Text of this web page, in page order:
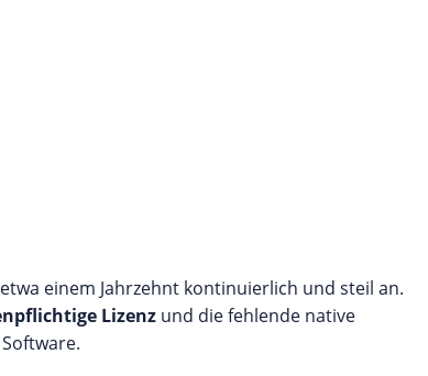
einem Jahrzehnt kontinuierlich und steil an.
Lizenz und die fehlende native